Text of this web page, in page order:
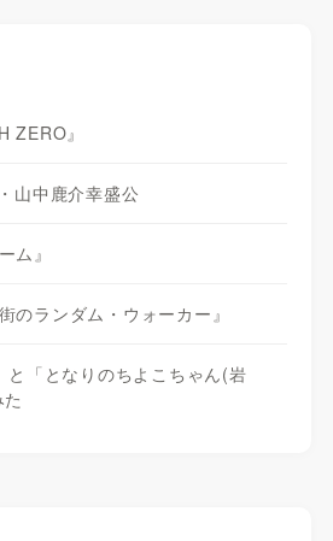
ZERO』
山中鹿介幸盛公
ム』
のランダム・ウォーカー』
と「となりのちよこちゃん(岩